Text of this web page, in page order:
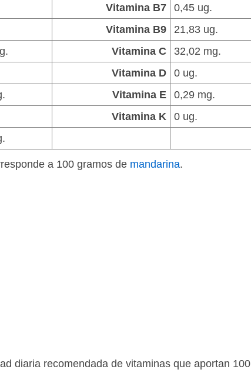
Vitamina B7
0,45 ug.
Vitamina B9
21,83 ug.
Vitamina C
32,02 mg.
Vitamina D
0 ug.
Vitamina E
0,29 mg.
Vitamina K
0 ug.
a 100 gramos de mandarina.
diaria recomendada de vitaminas que aportan 100